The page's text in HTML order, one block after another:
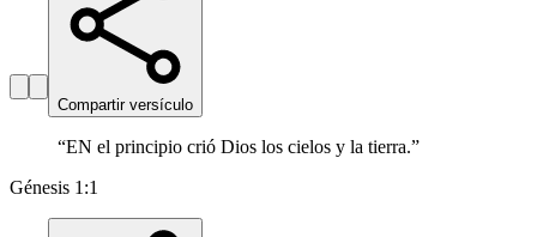
Compartir versículo
“EN el principio crió Dios los cielos y la tierra.”
Génesis 1:1